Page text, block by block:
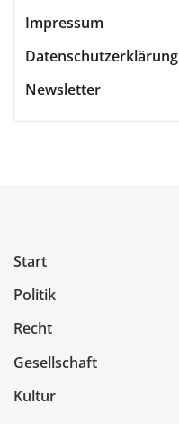
Impressum
Datenschutzerklärung
Newsletter
Start
Politik
Recht
Gesellschaft
Kultur